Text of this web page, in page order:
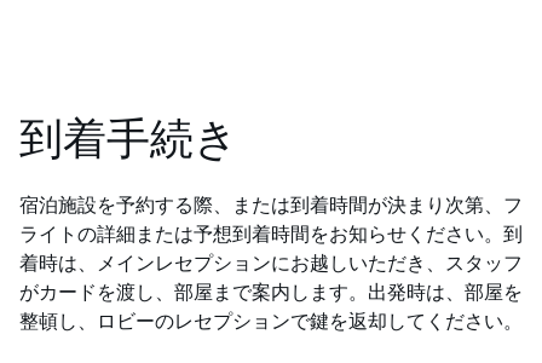
到着手続き
宿泊施設を予約する際、または到着時間が決まり次第、フ
ライトの詳細または予想到着時間をお知らせください。到
着時は、メインレセプションにお越しいただき、スタッフ
がカードを渡し、部屋まで案内します。出発時は、部屋を
整頓し、ロビーのレセプションで鍵を返却してください。